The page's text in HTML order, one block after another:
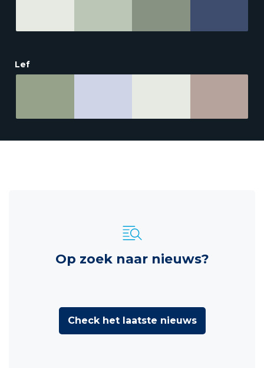
Lef
Op zoek naar nieuws?
Check het laatste nieuws